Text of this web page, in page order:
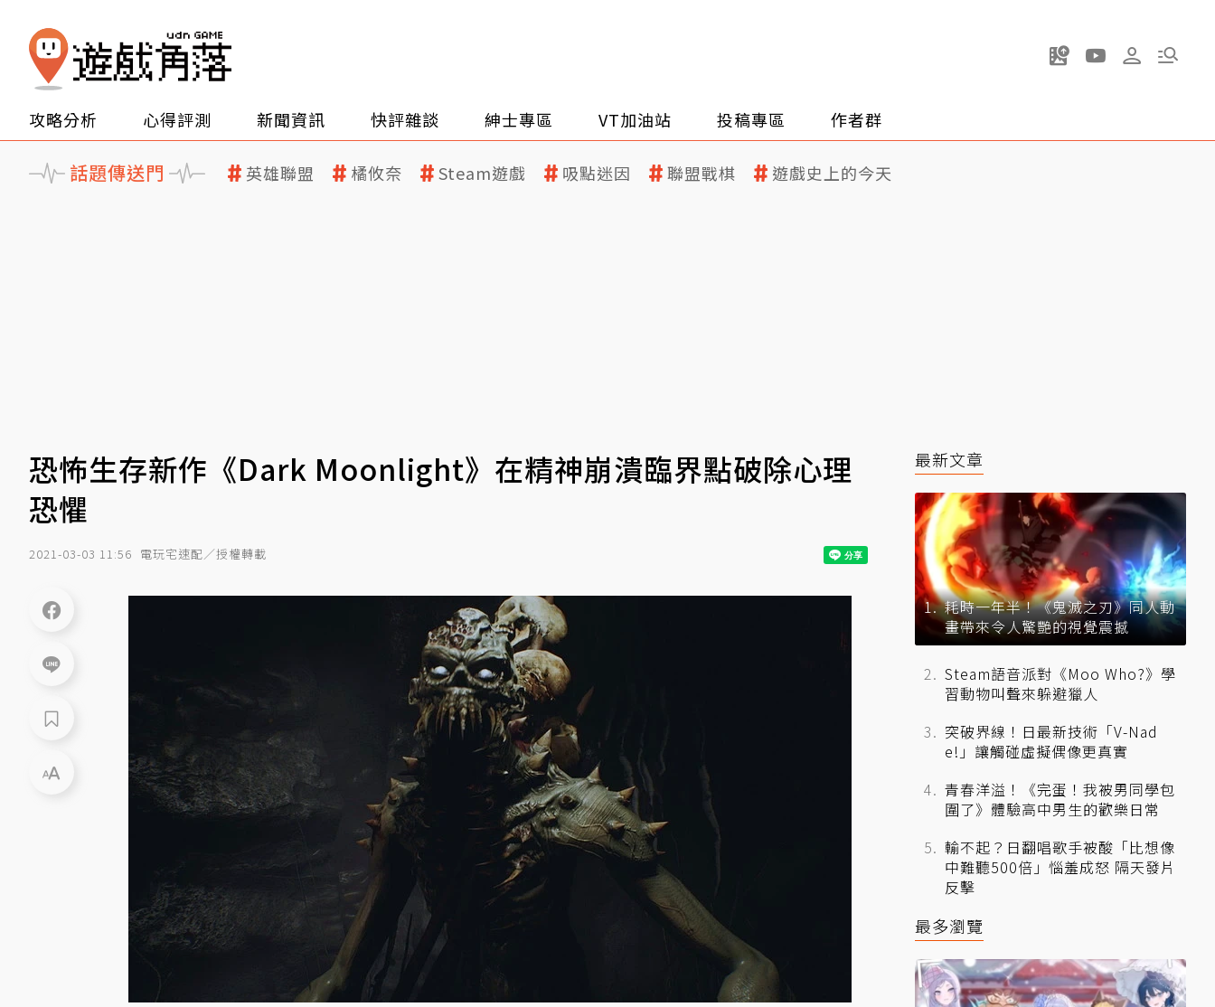
攻略分析 心得評測 新聞資訊 快評雜談 紳士專區 VT加油站 投稿專區 作者群
話題傳送門 英雄聯盟 橘攸奈 Steam遊戲 吸點迷因 聯盟戰棋 遊戲史上的今天
恐怖生存新作《Dark Moonlight》在精神崩潰臨界點破除心理
恐懼
2021-03-03 11:56 電玩宅速配／授權轉載
最新文章
耗時一年半！《鬼滅之刃》同人動
畫帶來令人驚艷的視覺震撼
Steam語音派對《Moo Who?》學
習動物叫聲來躲避獵人
突破界線！日最新技術「V-Nad
e!」讓觸碰虛擬偶像更真實
青春洋溢！《完蛋！我被男同學包
圍了》體驗高中男生的歡樂日常
輸不起？日翻唱歌手被酸「比想像
中難聽500倍」惱羞成怒 隔天發片
反擊
最多瀏覽